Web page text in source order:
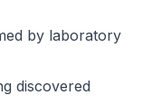
by laboratory
discovered